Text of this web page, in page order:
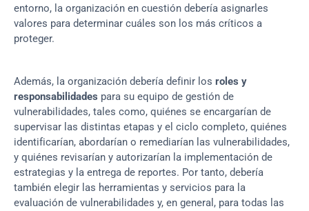
entorno, la organización en cuestión debería asignarles
valores para determinar cuáles son los más críticos a
proteger.
Además, la organización debería definir los roles y
responsabilidades para su equipo de gestión de
vulnerabilidades, tales como, quiénes se encargarían de
supervisar las distintas etapas y el ciclo completo, quiénes
identificarían, abordarían o remediarían las vulnerabilidades,
y quiénes revisarían y autorizarían la implementación de
estrategias y la entrega de reportes. Por tanto, debería
también elegir las herramientas y servicios para la
evaluación de vulnerabilidades y, en general, para todas las